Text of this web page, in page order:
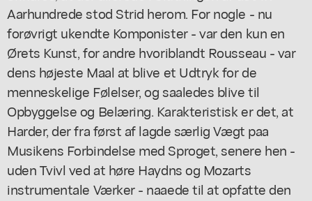
Aarhundrede stod Strid herom. For nogle - nu
forøvrigt ukendte Komponister - var den kun en
Ørets Kunst, for andre hvoriblandt Rousseau - var
dens højeste Maal at blive et Udtryk for de
menneskelige Følelser, og saaledes blive til
Opbyggelse og Belæring. Karakteristisk er det, at
Harder, der fra først af lagde særlig Vægt paa
Musikens Forbindelse med Sproget, senere hen -
uden Tvivl ved at høre Haydns og Mozarts
instrumentale Værker - naaede til at opfatte den